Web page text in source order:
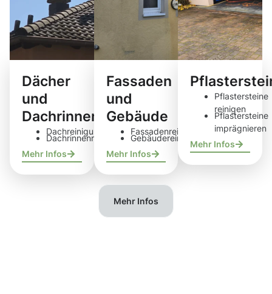
Dächer
und
Dachrinnen
Dachreinigung
Dachrinnenreinigung
Mehr Infos
Fassaden
und
Gebäude
Fassadenreinigung
Gebäudereinigung
Mehr Infos
Pflastersteine
reinigen
Pflastersteine
imprägnieren
Mehr Infos
Mehr Infos